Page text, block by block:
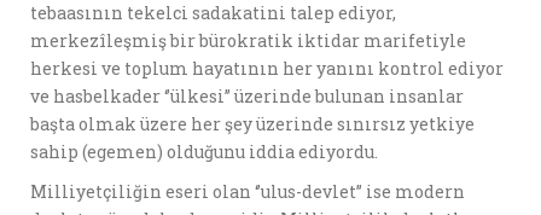
tebaasının tekelci sadakatini talep ediyor,
merkezîleşmiş bir bürokratik iktidar marifetiyle
herkesi ve toplum hayatının her yanını kontrol ediyor
ve hasbelkader ‘’ülkesi’’ üzerinde bulunan insanlar
başta olmak üzere her şey üzerinde sınırsız yetkiye
sahip (egemen) olduğunu iddia ediyordu.
Milliyetçiliğin eseri olan ‘’ulus-devlet’’ ise modern